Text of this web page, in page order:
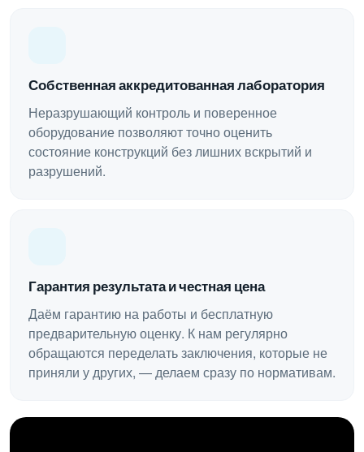
Собственная аккредитованная лаборатория
Неразрушающий контроль и поверенное
оборудование позволяют точно оценить
состояние конструкций без лишних вскрытий и
разрушений.
Гарантия результата и честная цена
Даём гарантию на работы и бесплатную
предварительную оценку. К нам регулярно
обращаются переделать заключения, которые не
приняли у других, — делаем сразу по нормативам.